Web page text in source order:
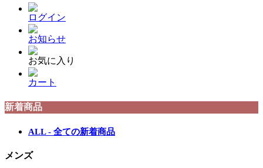
ログイン
お知らせ
お気に入り
カート
新着商品
ALL - 全ての新着商品
メンズ